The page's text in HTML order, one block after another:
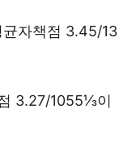
자책점 3.45/13
3.27/1055⅓이